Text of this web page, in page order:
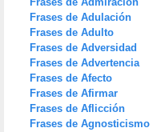
Frases de Adulación
Frases de Adulto
Frases de Adversidad
Frases de Advertencia
Frases de Afecto
Frases de Afirmar
Frases de Aflicción
Frases de Agnosticismo